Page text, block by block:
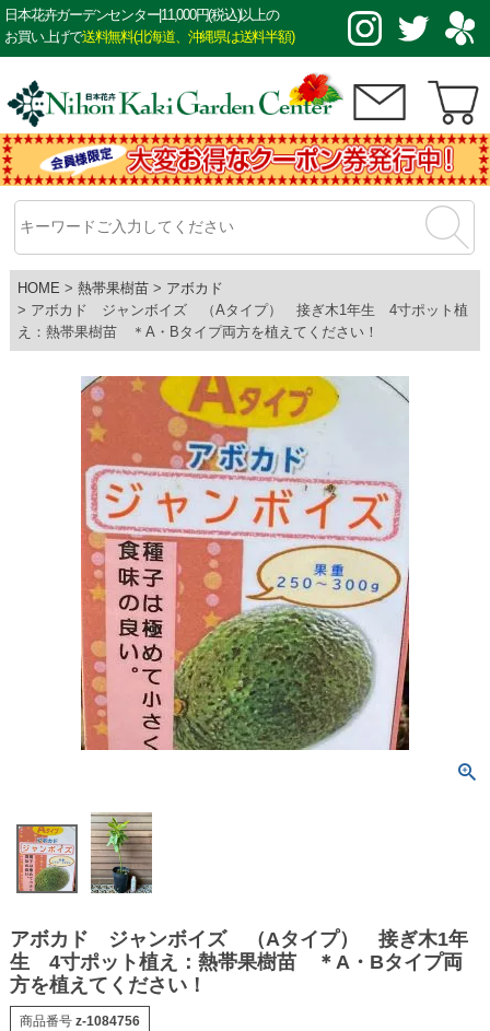
日本花卉ガーデンセンター|11,000円(税込)以上の
お買い上げで送料無料(北海道、沖縄県は送料半額)
HOME 熱帯果樹苗
アボカド
アボカド ジャンボイズ （Aタイプ） 接ぎ木1年生 4寸ポット植
え：熱帯果樹苗 ＊A・Bタイプ両方を植えてください！
アボカド ジャンボイズ （Aタイプ） 接ぎ木1年
生 4寸ポット植え：熱帯果樹苗 ＊A・Bタイプ両
方を植えてください！
商品番号 z-1084756